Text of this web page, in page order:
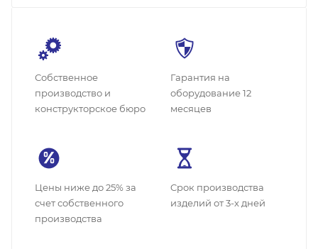
Собственное
производство и
конструкторское бюро
Гарантия на
оборудование 12
месяцев
Цены ниже до 25% за
счет собственного
производства
Cрок производства
изделий от 3-х дней